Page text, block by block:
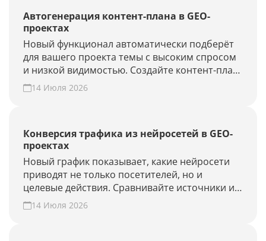
Автогенерация контент-плана в GEO-
проектах
Новый функционал автоматически подберёт
для вашего проекта темы с высоким спросом
и низкой видимостью. Создайте контент-план
за несколько минут и повысьте присутствие
вашего бренда и сайта в ответах нейросетей.
14 Июля 2026
Конверсия трафика из нейросетей в GEO-
проектах
Новый график показывает, какие нейросети
приводят не только посетителей, но и
целевые действия. Сравнивайте источники и
периоды, находите точки роста. Создайте
GEO-проект и проверьте конверсию своего
14 Июля 2026